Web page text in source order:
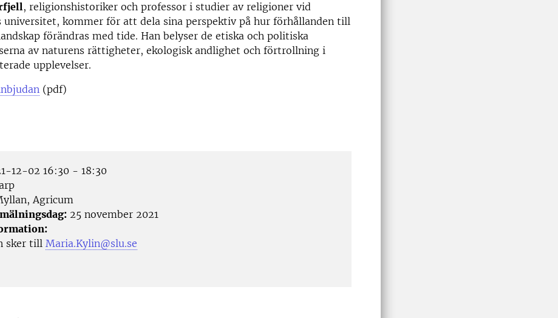
, religionshistoriker och professor i studier av religioner vid
universitet, kommer för att dela sina perspektiv på hur förhållanden till
förändras med tide. Han belyser de etiska och politiska
av naturens rättigheter, ekologisk andlighet och förtrollning i
upplevelser.
(pdf)
12-02 16:30 - 18:30
Agricum
25 november 2021
sker till Maria.Kylin@slu.se